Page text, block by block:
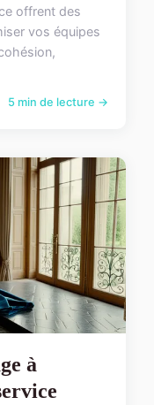
offrent des
vos équipes
5 min de lecture →
à